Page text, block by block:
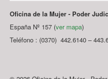
Oficina de la Mujer - Poder
España Nº 157 (ver mapa)
Teléfono : (0370) 442.6140 –